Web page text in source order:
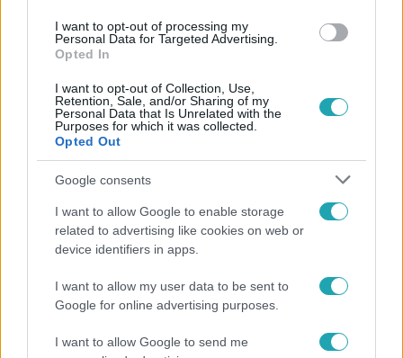
I want to opt-out of processing my
Personal Data for Targeted Advertising.
Opted In
I want to opt-out of Collection, Use,
Retention, Sale, and/or Sharing of my
Personal Data that Is Unrelated with the
Purposes for which it was collected.
Opted Out
Google consents
I want to allow Google to enable storage
related to advertising like cookies on web or
device identifiers in apps.
I want to allow my user data to be sent to
Google for online advertising purposes.
I want to allow Google to send me
Facebookon is!